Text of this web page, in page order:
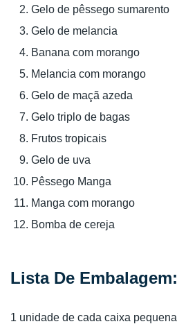
Gelo de pêssego sumarento
Gelo de melancia
Banana com morango
Melancia com morango
Gelo de maçã azeda
Gelo triplo de bagas
Frutos tropicais
Gelo de uva
Pêssego Manga
Manga com morango
Bomba de cereja
Lista De Embalagem:
1 unidade de cada caixa pequena